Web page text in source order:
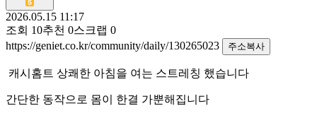
2026.05.15 11:17
조회 10추천 0스크랩 0
https://geniet.co.kr/community/daily/130265023
주소복사
캐시홈트 상쾌한 아침을 여는 스트레칭 했습니다
간단한 동작으로 몸이 한결 가뿐해집니다